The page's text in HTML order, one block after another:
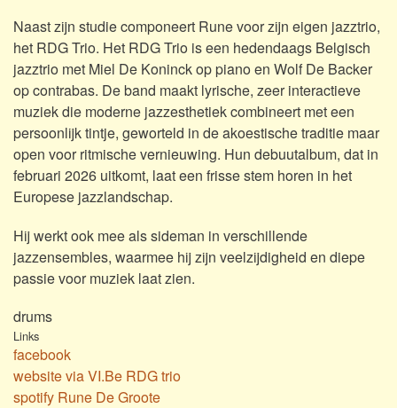
Naast zijn studie componeert Rune voor zijn eigen jazztrio,
het RDG Trio. Het RDG Trio is een hedendaags Belgisch
jazztrio met Miel De Koninck op piano en Wolf De Backer
op contrabas. De band maakt lyrische, zeer interactieve
muziek die moderne jazzesthetiek combineert met een
persoonlijk tintje, geworteld in de akoestische traditie maar
open voor ritmische vernieuwing. Hun debuutalbum, dat in
februari 2026 uitkomt, laat een frisse stem horen in het
Europese jazzlandschap.
Hij werkt ook mee als sideman in verschillende
jazzensembles, waarmee hij zijn veelzijdigheid en diepe
passie voor muziek laat zien.
drums
Links
facebook
website via VI.Be RDG trio
spotify Rune De Groote